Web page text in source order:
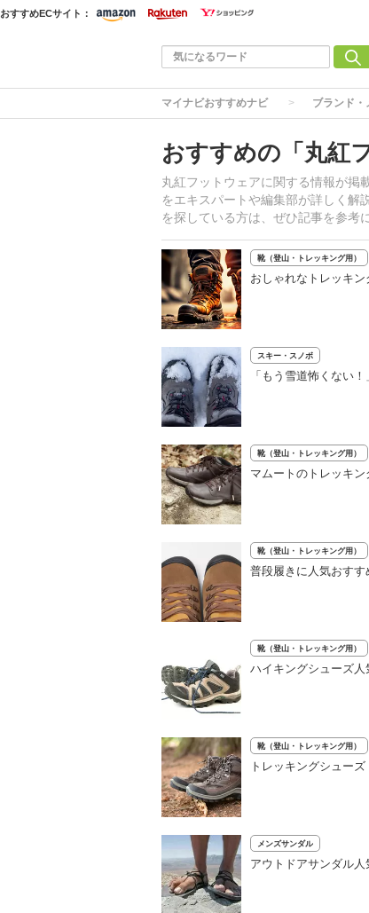
おすすめECサイト：
マイナビおすすめナビ ブランド・
おすすめの「丸紅
丸紅フットウェアに関する情報が掲
をエキスパートや編集部が詳しく解
を探している方は、ぜひ記事を参考
靴（登山・トレッキング用）
おしゃれなトレッキ
スキー・スノボ
「もう雪道怖くない
靴（登山・トレッキング用）
マムートのトレッキ
靴（登山・トレッキング用）
普段履きに人気おす
靴（登山・トレッキング用）
ハイキングシューズ
靴（登山・トレッキング用）
トレッキングシュー
メンズサンダル
アウトドアサンダル